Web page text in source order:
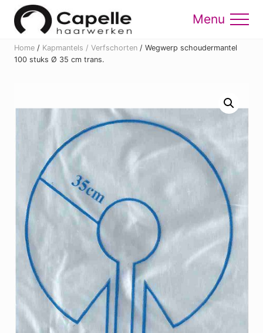
Menu
Skip
content
Skip
Menu
Home / Kapmantels / Verfschorten / Wegwerp schoudermantel
100 stuks Ø 35 cm trans.